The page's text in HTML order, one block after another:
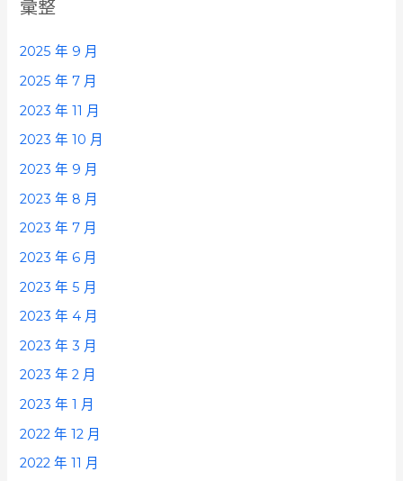
彙整
2025 年 9 月
2025 年 7 月
2023 年 11 月
2023 年 10 月
2023 年 9 月
2023 年 8 月
2023 年 7 月
2023 年 6 月
2023 年 5 月
2023 年 4 月
2023 年 3 月
2023 年 2 月
2023 年 1 月
2022 年 12 月
2022 年 11 月